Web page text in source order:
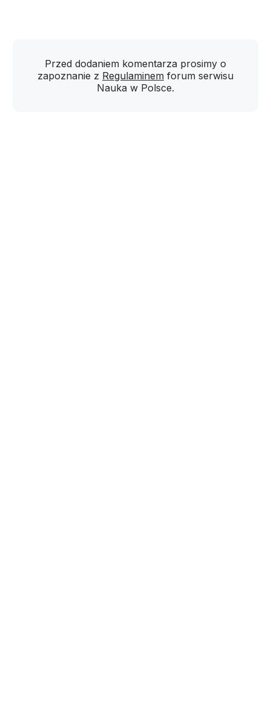
Przed dodaniem komentarza prosimy o
zapoznanie z Regulaminem forum serwisu
Nauka w Polsce.